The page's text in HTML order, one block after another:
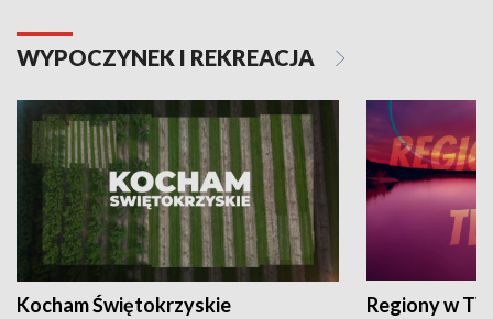
WYPOCZYNEK I REKREACJA
Kocham Świętokrzyskie Regiony w